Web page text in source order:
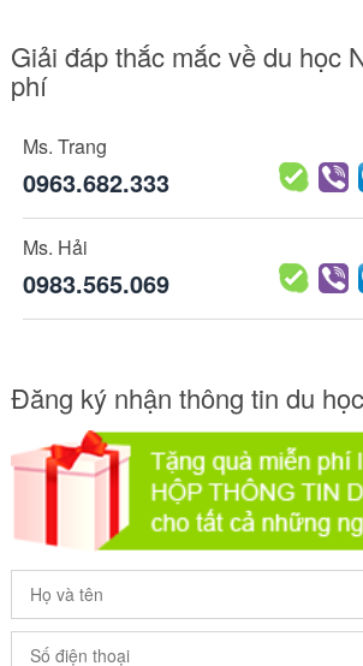
Giải đáp thắc mắc về du học
phí
Ms. Trang
0963.682.333
Ms. Hải
0983.565.069
Đăng ký nhận thông tin du